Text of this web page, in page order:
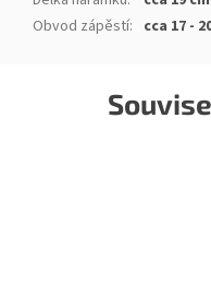
Obvod zápěstí: cca 17 -